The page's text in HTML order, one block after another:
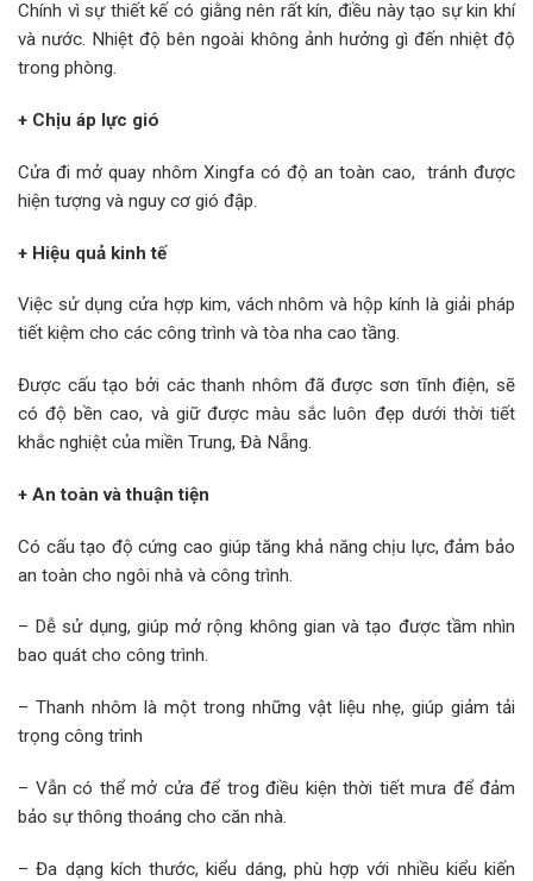
Chính vì sự thiết kế có giằng nên rất kín, điều này tạo sự kin khí
và nước. Nhiệt độ bên ngoài không ảnh hưởng gì đến nhiệt độ
trong phòng.
+ Chịu áp lực gió
Cửa đi mở quay nhôm Xingfa có độ an toàn cao, tránh được
hiện tượng và nguy cơ gió đập.
+ Hiệu quả kinh tế
Việc sử dụng cửa hợp kim, vách nhôm và hộp kính là giải pháp
tiết kiệm cho các công trình và tòa nha cao tầng.
Được cấu tạo bởi các thanh nhôm đã được sơn tĩnh điện, sẽ
có độ bền cao, và giữ được màu sắc luôn đẹp dưới thời tiết
khắc nghiệt của miền Trung, Đà Nẵng.
+ An toàn và thuận tiện
Có cấu tạo độ cứng cao giúp tăng khả năng chịu lực, đảm bảo
an toàn cho ngôi nhà và công trình.
– Dễ sử dụng, giúp mở rộng không gian và tạo được tầm nhìn
bao quát cho công trình.
– Thanh nhôm là một trong những vật liệu nhẹ, giúp giảm tải
trọng công trình
– Vẫn có thể mở cửa để trog điều kiện thời tiết mưa để đảm
bảo sự thông thoáng cho căn nhà.
– Đa dạng kích thước, kiểu dáng, phù hợp với nhiều kiểu kiến